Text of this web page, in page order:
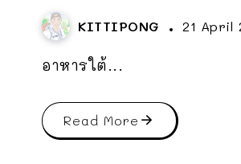
KITTIPONG 21 April
อาหารใต้...
Read More